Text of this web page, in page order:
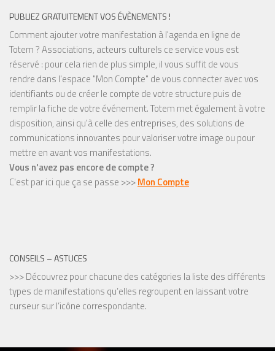
PUBLIEZ GRATUITEMENT VOS ÉVÈNEMENTS !
Comment ajouter votre manifestation à l'agenda en ligne de
Totem ? Associations, acteurs culturels ce service vous est
réservé : pour cela rien de plus simple, il vous suffit de vous
rendre dans l'espace "Mon Compte" de vous connecter avec vos
identifiants ou de créer le compte de votre structure puis de
remplir la fiche de votre événement. Totem met également à votre
disposition, ainsi qu'à celle des entreprises, des solutions de
communications innovantes pour valoriser votre image ou pour
mettre en avant vos manifestations.
Vous n'avez pas encore de compte ?
C'est par ici que ça se passe >>>Mon Compte
CONSEILS – ASTUCES
>>> Découvrez pour chacune des catégories la liste des différents
types de manifestations qu’elles regroupent en laissant votre
curseur sur l’icône correspondante.